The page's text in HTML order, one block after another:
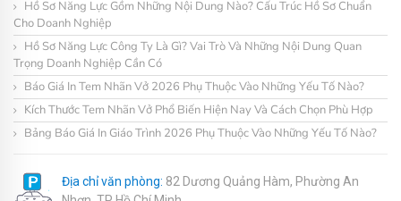
Hồ Sơ Năng Lực Gồm Những Nội Dung Nào? Cấu Trúc Hồ Sơ Chuẩn
Cho Doanh Nghiệp
Hồ Sơ Năng Lực Công Ty Là Gì? Vai Trò Và Những Nội Dung Quan
Trọng Doanh Nghiệp Cần Có
Báo Giá In Tem Nhãn Vở 2026 Phụ Thuộc Vào Những Yếu Tố Nào?
Kích Thước Tem Nhãn Vở Phổ Biến Hiện Nay Và Cách Chọn Phù Hợp
Bảng Báo Giá In Giáo Trình 2026 Phụ Thuộc Vào Những Yếu Tố Nào?
Địa chỉ văn phòng: 82 Dương Quảng Hàm, Phường An